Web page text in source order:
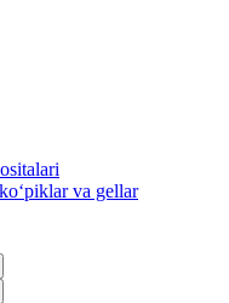
va gellar